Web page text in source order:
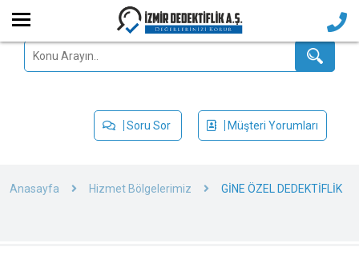
Soru Sor Müşteri Yorumları
Anasayfa Hizmet Bölgelerimiz GİNE ÖZEL DEDEKTİFLİK